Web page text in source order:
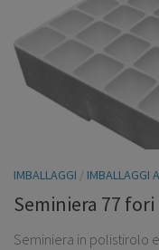
IMBALLAGGI / IMBALLAGGI
Seminiera 77
Seminiera in polistirolo